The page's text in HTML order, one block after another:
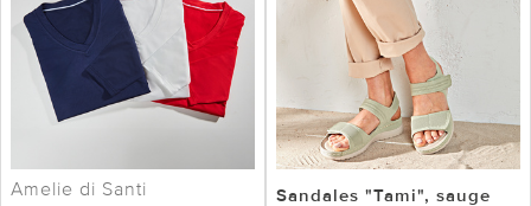
Amelie di Santi Sandales "Tami", sauge